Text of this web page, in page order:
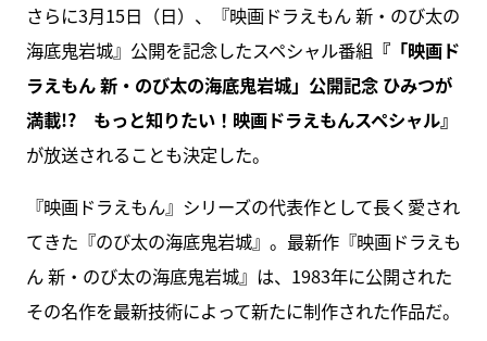
さらに3月15日（日）、『映画ドラえもん 新・のび太の
海底鬼岩城』公開を記念したスペシャル番組 『「映画ド
ラえもん 新・のび太の海底鬼岩城」公開記念 ひみつが
満載!? もっと知りたい！映画ドラえもんスペシャル』
が放送されることも決定した。
『映画ドラえもん』シリーズの代表作として長く愛され
てきた『のび太の海底鬼岩城』。最新作『映画ドラえも
ん 新・のび太の海底鬼岩城』は、1983年に公開された
その名作を最新技術によって新たに制作された作品だ。